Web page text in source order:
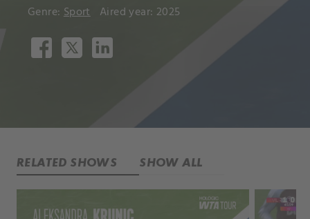
Genre: Sport Aired year: 2025
RELATED SHOWS SHOW ALL